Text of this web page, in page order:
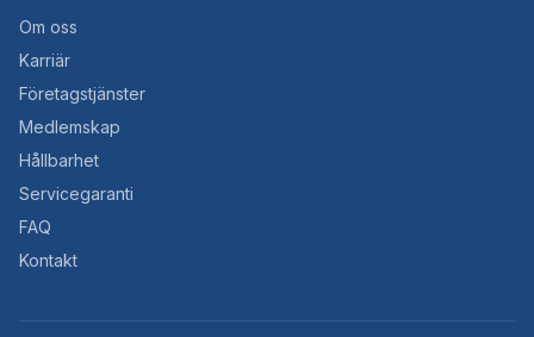
Om oss
Karriär
Företagstjänster
Medlemskap
Hållbarhet
Servicegaranti
FAQ
Kontakt